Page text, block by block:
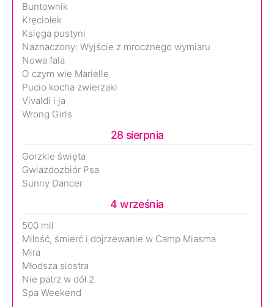
Buntownik
Kręciołek
Księga pustyni
Naznaczony: Wyjście z mrocznego wymiaru
Nowa fala
O czym wie Marielle
Pucio kocha zwierzaki
Vivaldi i ja
Wrong Girls
28 sierpnia
Gorzkie święta
Gwiazdozbiór Psa
Sunny Dancer
4 września
500 mil
Miłość, śmierć i dojrzewanie w Camp Miasma
Mira
Młodsza siostra
Nie patrz w dół 2
Spa Weekend